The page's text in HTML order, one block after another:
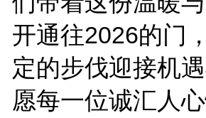
开通往2026的门
定的步伐迎接机遇
愿每一位诚汇人